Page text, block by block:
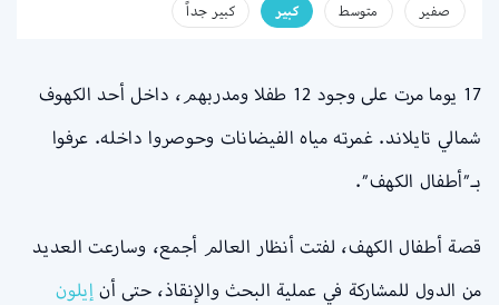
صفير متوسط كبير كبير جداً
17 يوما مرت على وجود 12 طفلا ومدربهم، داخل أحد الكهوف
شمالي تايلاند. غمرته مياه الفيضانات وحوصروا داخله. عرفوا
بـ”أطفال الكهف”.
قصة أطفال الكهف، لفتت أنظار العالم أجمع، وسارعت العديد
من الدول للمشاركة في عملية البحث والإنقاذ، حتى أن إيلون